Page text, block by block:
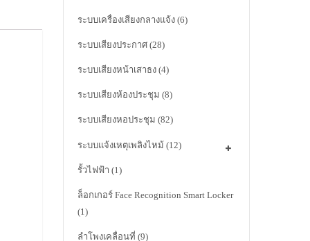
ระบบเครื่องเสียงกลางแจ้ง (6)
ระบบเสียงประกาศ (28)
ระบบเสียงหน้าเสาธง (4)
ระบบเสียงห้องประชุม (8)
ระบบเสียงหอประชุม (82)
ระบบแจ้งเหตุเพลิงไหม้ (12)
รั้วไฟฟ้า (1)
ล็อกเกอร์ Face Recognition Smart Locker
(1)
ลำโพงเคลื่อนที่ (9)